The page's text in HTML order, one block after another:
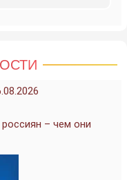
– чем они